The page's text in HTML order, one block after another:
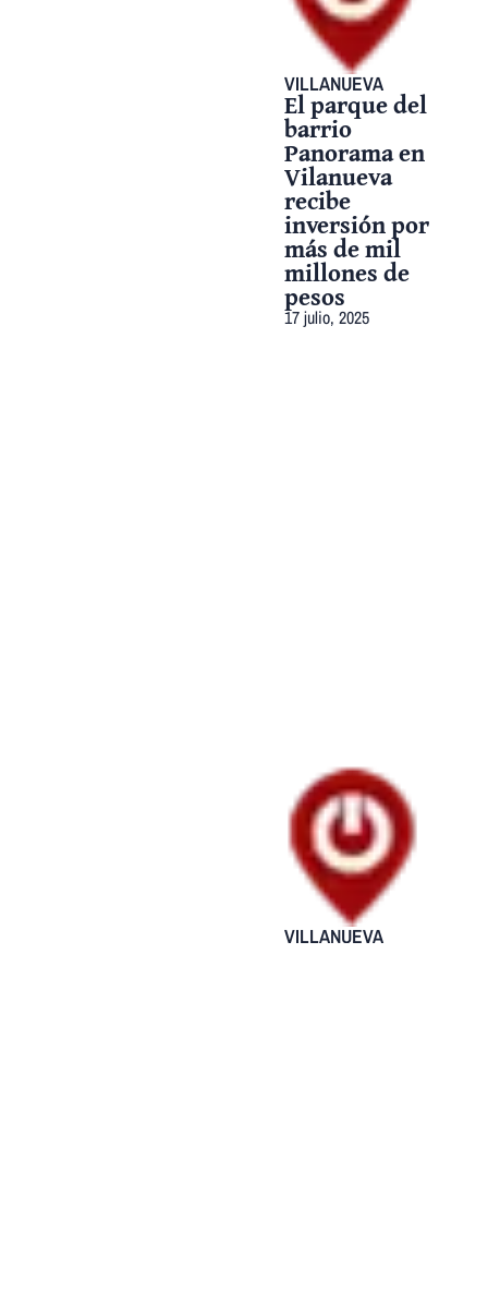
VILLANUEVA
El parque del
barrio
Panorama en
Vilanueva
recibe
inversión por
más de mil
millones de
pesos
17 julio, 2025
VILLANUEVA